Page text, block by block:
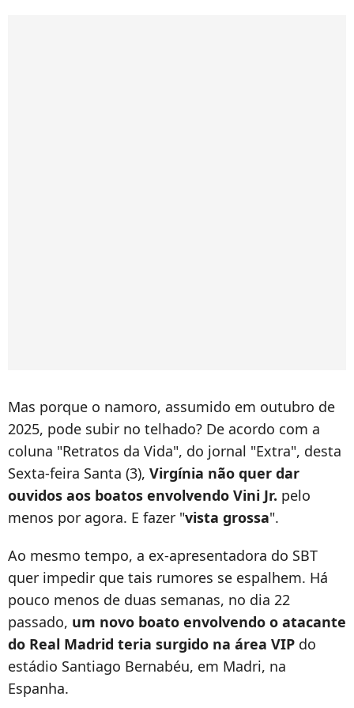
Mas porque o namoro, assumido em outubro de
2025, pode subir no telhado? De acordo com a
coluna "Retratos da Vida", do jornal "Extra", desta
Sexta-feira Santa (3), Virgínia não quer dar
ouvidos aos boatos envolvendo Vini Jr. pelo
menos por agora. E fazer "vista grossa".
Ao mesmo tempo, a ex-apresentadora do SBT
quer impedir que tais rumores se espalhem. Há
pouco menos de duas semanas, no dia 22
passado, um novo boato envolvendo o atacante
do Real Madrid teria surgido na área VIP do
estádio Santiago Bernabéu, em Madri, na
Espanha.